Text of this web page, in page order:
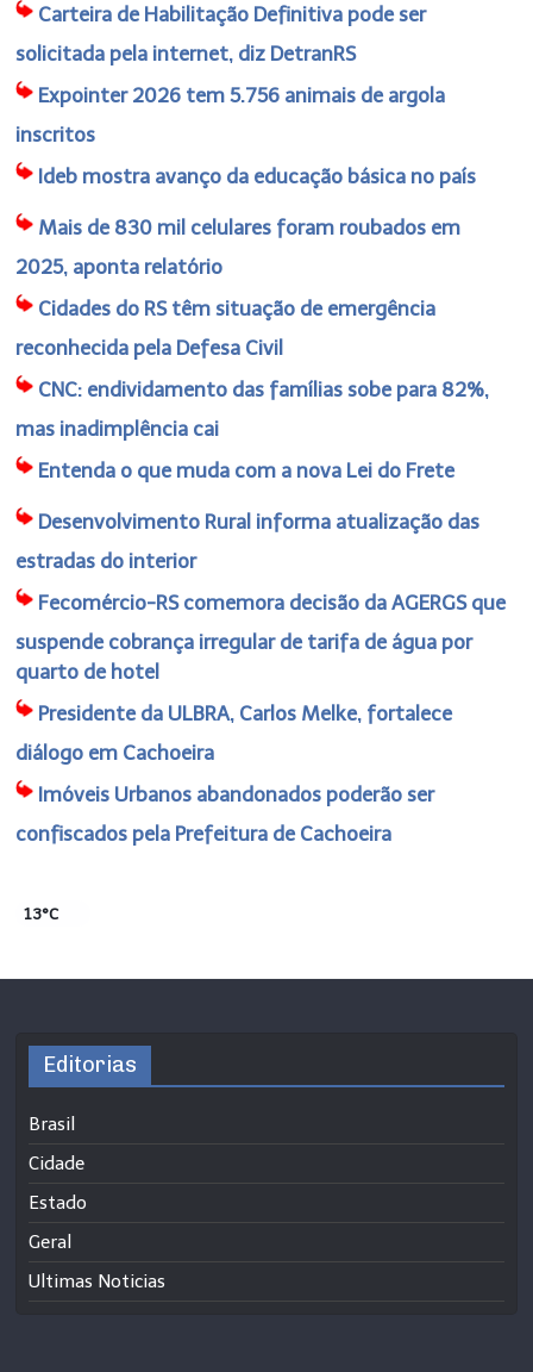
Carteira de Habilitação Definitiva pode ser
solicitada pela internet, diz DetranRS
Expointer 2026 tem 5.756 animais de argola
inscritos
Ideb mostra avanço da educação básica no país
Mais de 830 mil celulares foram roubados em
2025, aponta relatório
Cidades do RS têm situação de emergência
reconhecida pela Defesa Civil
CNC: endividamento das famílias sobe para 82%,
mas inadimplência cai
Entenda o que muda com a nova Lei do Frete
Desenvolvimento Rural informa atualização das
estradas do interior
Fecomércio-RS comemora decisão da AGERGS que
suspende cobrança irregular de tarifa de água por
quarto de hotel
Presidente da ULBRA, Carlos Melke, fortalece
diálogo em Cachoeira
Imóveis Urbanos abandonados poderão ser
confiscados pela Prefeitura de Cachoeira
13°C
Editorias
Brasil
Cidade
Estado
Geral
Ultimas Noticias